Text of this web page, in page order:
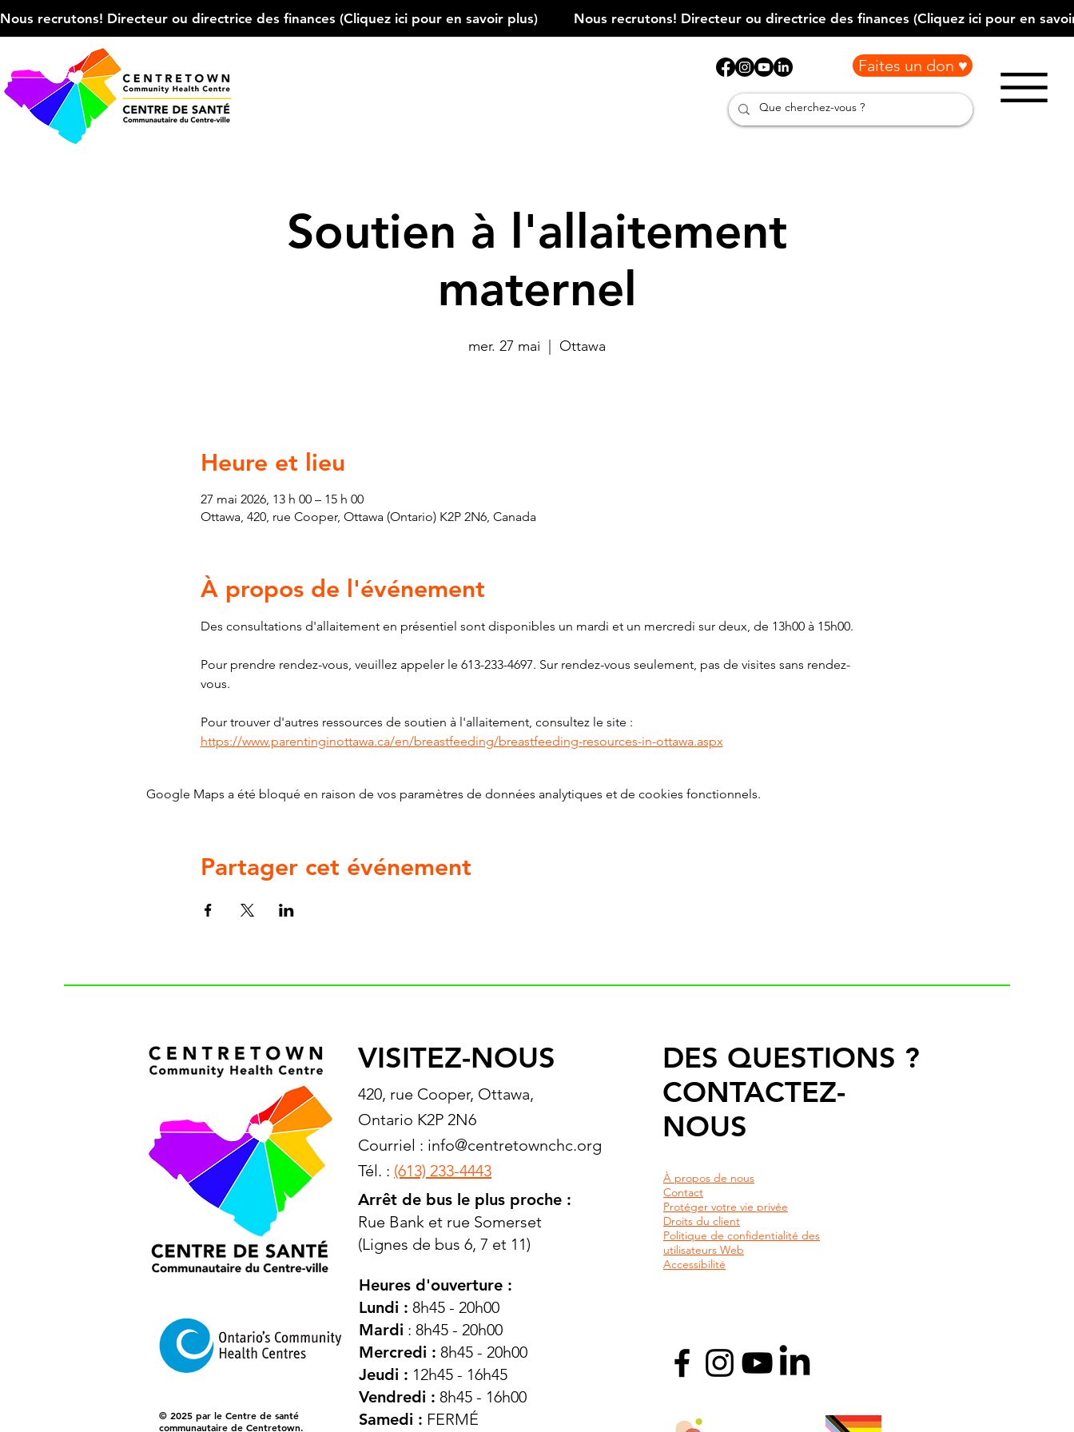
Nous recrutons! Directeur ou directrice des finances (Cliquez ici pour en savoir plus)
Faites un don ♥
Soutien à l'allaitement
maternel
mer. 27 mai Ottawa
Heure et lieu
27 mai 2026, 13 h 00 – 15 h 00
Ottawa, 420, rue Cooper, Ottawa (Ontario) K2P 2N6, Canada
À propos de l'événement
Des consultations d'allaitement en présentiel sont disponibles un mardi et un mercredi sur deux, de 13h00 à 15h00.
Pour prendre rendez-vous, veuillez appeler le 613-233-4697. Sur rendez-vous seulement, pas de visites sans rendez-
vous.
Pour trouver d'autres ressources de soutien à l'allaitement, consultez le site :
https://www.parentinginottawa.ca/en/breastfeeding/breastfeeding-resources-in-ottawa.aspx
Google Maps a été bloqué en raison de vos paramètres de données analytiques et de cookies fonctionnels.
Partager cet événement
© 2025 par le Centre de santé
communautaire de Centretown.
VISITEZ-NOUS
420, rue Cooper, Ottawa,
Ontario K2P 2N6
Courriel : info@centretownchc.org
Tél. : (613) 233-4443
Arrêt de bus le plus proche :
Rue Bank et rue Somerset
(Lignes de bus 6, 7 et 11)
Heures d'ouverture :
Lundi : 8h45 - 20h00
Mardi : 8h45 - 20h00
Mercredi : 8h45 - 20h00
Jeudi : 12h45 - 16h45
Vendredi : 8h45 - 16h00
Samedi : FERMÉ
DES QUESTIONS ?
CONTACTEZ-
NOUS
À propos de nous
Contact
Protéger votre vie privée
Droits du client
Politique de confidentialité des
utilisateurs Web
Accessibilité